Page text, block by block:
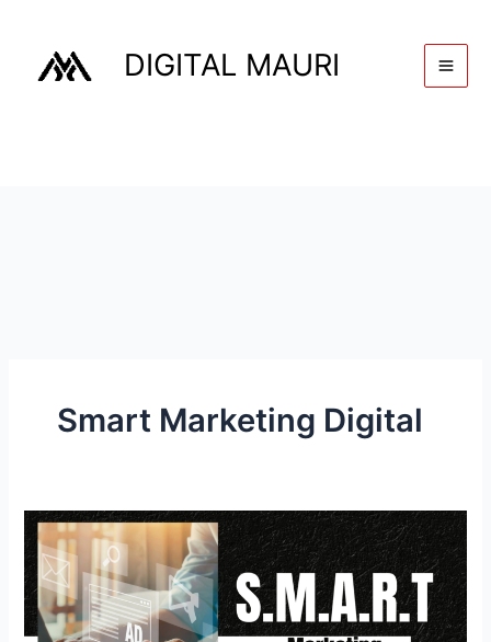
contenido
DIGITAL MAURI
Smart Marketing Digital
SMART
MARKETING
TODO
LO
QUE